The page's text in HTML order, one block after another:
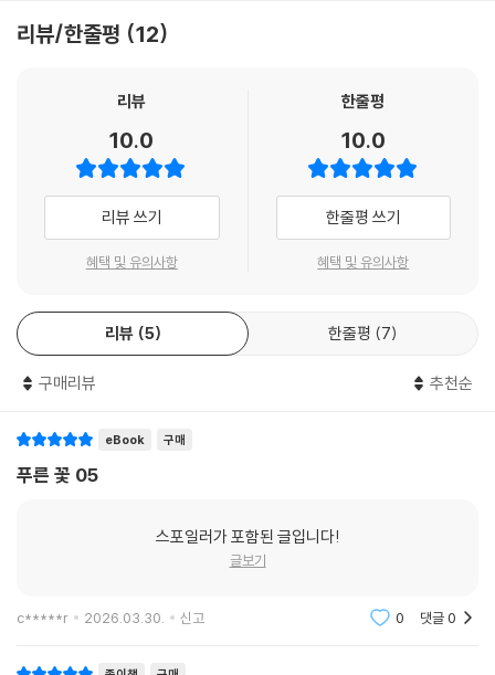
좋아하는 것과 하고 싶은 것이 많은 명랑&쾌활한 아오코와 무뚝뚝하고 말
도 없다. 그런 두 사람이 도자기를 통해 서로를 이해하고 알아가는 감정선
순정만화의 바람직한 길을 제대로 밟아가는 이 이야기를 보고 있노라면 소
멸했던 연애세포도 살아날 것만 같다.
『푸른 꽃 그릇의 숲』에서는 도자기 이야기도 제법 깊이 있게 접할 수 있다.
나가사키현의 하사미 마을에서 생산되는 도자기는 일본 내에서 하사미야
작품에서는 하사미 마을의 도자기 제작 방식과 양산 시스템을 자세하게 다
루고 있어, 평소 도자기에 대해 알고 싶었거나 좋아하는 사람이라면 아주
흥미롭게 읽을 수 있을 것이다. 또한 도자기 만드는 사람들의 열정과 애정,
직업의식 등도 엿볼 수 있어 읽고 나면 왠지 모르게 힘이 나는 기분이 든다.
드는 것이 코다마 유키 작품의 특징인데, 이번 작품은 거기에서 한 걸음 더
나아간 느낌이 든다.
의 러브스토리를 흥미진진하게 지켜봐주시라. 매번 부딪치는 두 사람의 불
꽃 튀는 감정이 과연 한 그릇의 사랑으로 담길 수 있을지, 마지막까지 기대
리뷰/한줄평 12
리뷰
10.0
리뷰 쓰기
혜택 및 유의사항
한줄평
10.0
한줄평 쓰기
혜택 및 유의사항
리뷰 5 한줄평 7
구매리뷰 추천순
eBook 구매
푸른 꽃 05
스포일러가 포함된 글입니다!
글보기
c*****r 2026.03.30. 신고 0 댓글0